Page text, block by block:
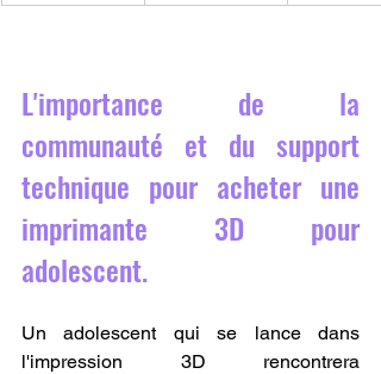
L'importance de la
communauté et du support
technique pour acheter une
imprimante 3D pour
adolescent.
Un adolescent qui se lance dans
l'impression 3D rencontrera